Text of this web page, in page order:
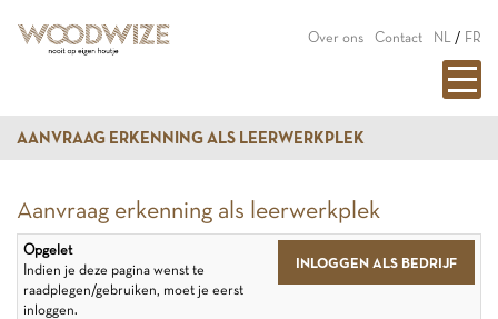
Over ons Contact NL / FR
AANVRAAG ERKENNING ALS LEERWERKPLEK
Aanvraag erkenning als leerwerkplek
INLOGGEN ALS BEDRIJF
Opgelet
Indien je deze pagina wenst te
raadplegen/gebruiken, moet je eerst
inloggen.